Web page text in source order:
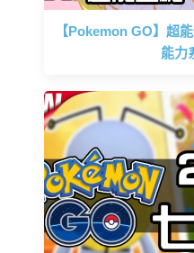
【Pokemon GO】超
能力